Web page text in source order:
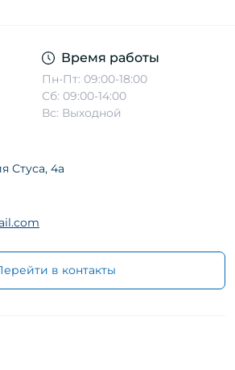
Время работы
Пн-Пт: 09:00-18:00
Сб: 09:00-14:00
Вс: Выходной
Стуса, 4а
в контакты